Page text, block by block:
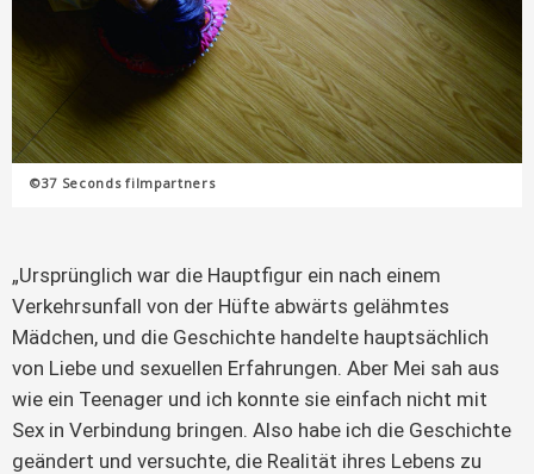
©37 Seconds filmpartners
„Ursprünglich war die Hauptfigur ein nach einem
Verkehrsunfall von der Hüfte abwärts gelähmtes
Mädchen, und die Geschichte handelte hauptsächlich
von Liebe und sexuellen Erfahrungen. Aber Mei sah aus
wie ein Teenager und ich konnte sie einfach nicht mit
Sex in Verbindung bringen. Also habe ich die Geschichte
geändert und versuchte, die Realität ihres Lebens zu